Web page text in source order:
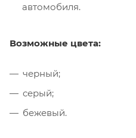
автомобиля.
Возможные цвета:
черный;
серый;
бежевый.